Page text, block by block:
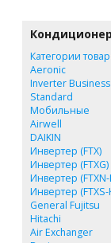
Категории
Aeronic
Inverter Business
Standard
Мобильные
Airwell
DAIKIN
Инвертер (FTX)
Инвертер (FTXG)
Инвертер (FTXN-
Инвертер (FTXS-
General Fujitsu
Hitachi
Air Exchanger